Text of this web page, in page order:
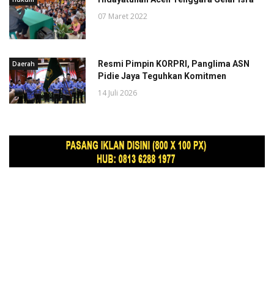
07 Maret 2022
Daerah
Resmi Pimpin KORPRI, Panglima ASN
Pidie Jaya Teguhkan Komitmen
14 Juli 2026